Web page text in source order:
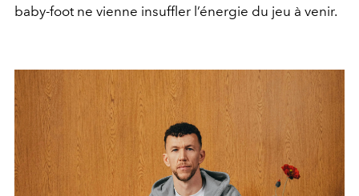
baby-foot ne vienne insuffler l’énergie du jeu à venir.